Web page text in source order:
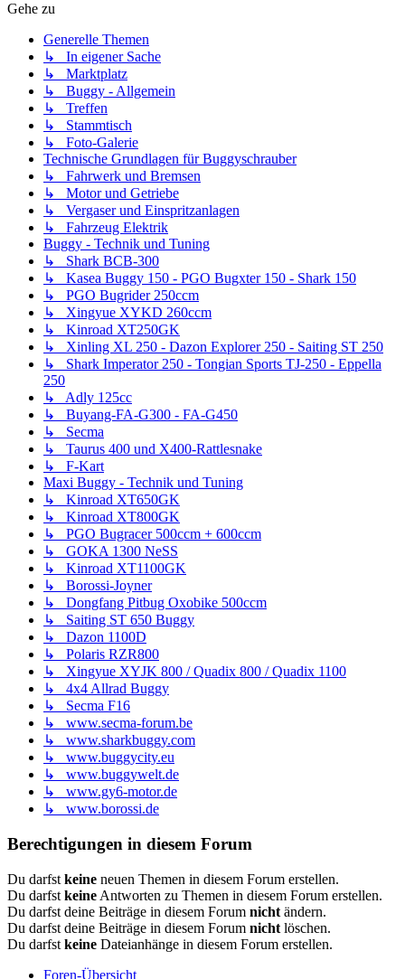
Gehe zu
Generelle Themen
↳ In eigener Sache
↳ Marktplatz
↳ Buggy - Allgemein
↳ Treffen
↳ Stammtisch
↳ Foto-Galerie
Technische Grundlagen für Buggyschrauber
↳ Fahrwerk und Bremsen
↳ Motor und Getriebe
↳ Vergaser und Einspritzanlagen
↳ Fahrzeug Elektrik
Buggy - Technik und Tuning
↳ Shark BCB-300
↳ Kasea Buggy 150 - PGO Bugxter 150 - Shark 150
↳ PGO Bugrider 250ccm
↳ Xingyue XYKD 260ccm
↳ Kinroad XT250GK
↳ Xinling XL 250 - Dazon Explorer 250 - Saiting ST 250
↳ Shark Imperator 250 - Tongian Sports TJ-250 - Eppella
250
↳ Adly 125cc
↳ Buyang-FA-G300 - FA-G450
↳ Secma
↳ Taurus 400 und X400-Rattlesnake
↳ F-Kart
Maxi Buggy - Technik und Tuning
↳ Kinroad XT650GK
↳ Kinroad XT800GK
↳ PGO Bugracer 500ccm + 600ccm
↳ GOKA 1300 NeSS
↳ Kinroad XT1100GK
↳ Borossi-Joyner
↳ Dongfang Pitbug Oxobike 500ccm
↳ Saiting ST 650 Buggy
↳ Dazon 1100D
↳ Polaris RZR800
↳ Xingyue XYJK 800 / Quadix 800 / Quadix 1100
↳ 4x4 Allrad Buggy
↳ Secma F16
↳ www.secma-forum.be
↳ www.sharkbuggy.com
↳ www.buggycity.eu
↳ www.buggywelt.de
↳ www.gy6-motor.de
↳ www.borossi.de
Berechtigungen in diesem Forum
Du darfst keine neuen Themen in diesem Forum erstellen.
Du darfst keine Antworten zu Themen in diesem Forum erstellen.
Du darfst deine Beiträge in diesem Forum nicht ändern.
Du darfst deine Beiträge in diesem Forum nicht löschen.
Du darfst keine Dateianhänge in diesem Forum erstellen.
Foren-Übersicht